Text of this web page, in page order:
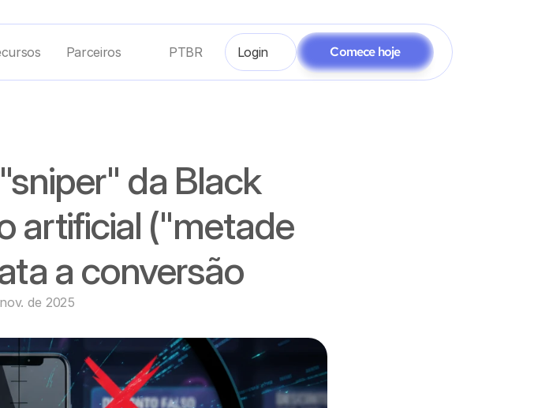
da Black
artificial ("metade
a conversão
de 2025
Parceiros PTBR Login Comece hoje